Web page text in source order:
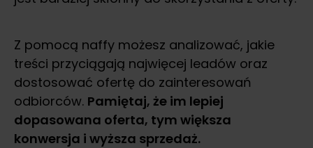
Z pomocą naffy możesz analizować, jakie
treści przyciągają najwięcej leadów oraz
dostosować ofertę do zainteresowań
odbiorców. Pamiętaj, że im lepiej
dopasowana oferta, tym większa
konwersja i wyższa sprzedaż.